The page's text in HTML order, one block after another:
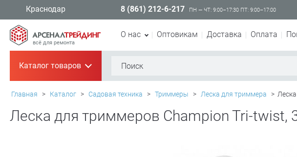
Краснодар 8 (861) 212-6-217 ПН — ЧТ: 9:00–17:30 ПТ: 9:00–17:00
всё для ремонта
О нас Оптовикам Доставка Оплата
Каталог товаров+
Главная > Каталог > Садовая техника > Триммеры > Леска для триммера >
Леска для триммеров Champion Tri-twist,